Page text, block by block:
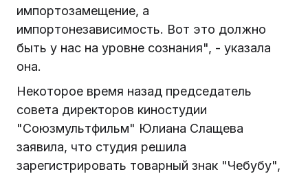
импортозамещение, а
импортонезависимость. Вот это должно
быть у нас на уровне сознания", - указала
она.
Некоторое время назад председатель
совета директоров киностудии
"Союзмультфильм" Юлиана Слащева
заявила, что студия решила
зарегистрировать товарный знак "Чебубу",